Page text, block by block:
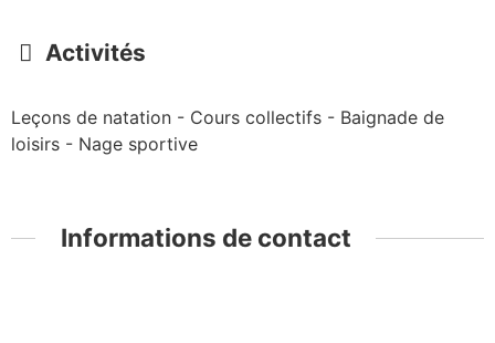
Activités
Leçons de natation - Cours collectifs - Baignade de
loisirs - Nage sportive
Informations de contact